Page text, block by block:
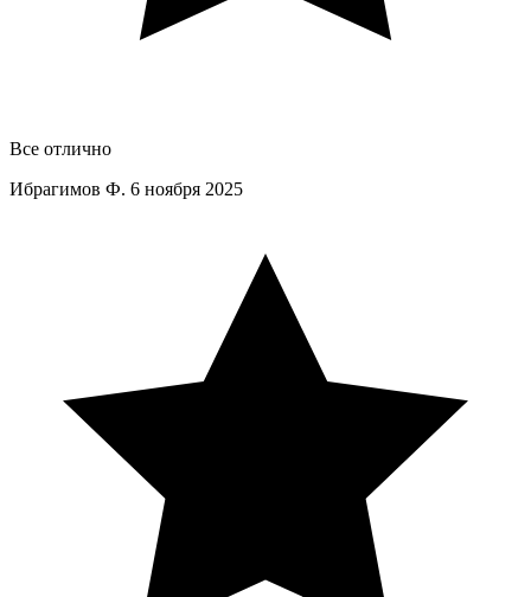
Все отлично
Ибрагимов Ф. 6 ноября 2025